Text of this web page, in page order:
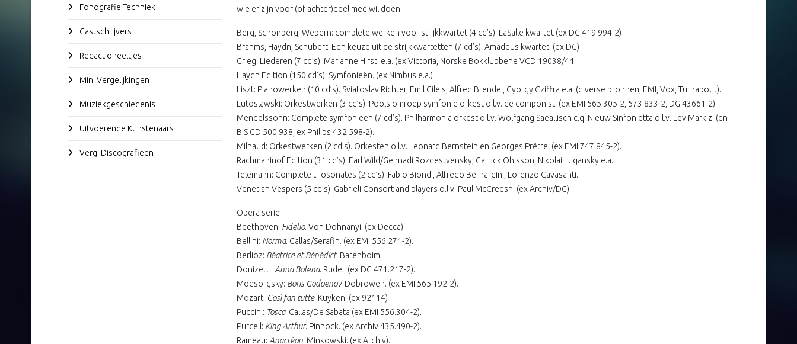
Fonografie Techniek
Gastschrijvers
Redactioneeltjes
Mini Vergelijkingen
Muziekgeschiedenis
Uitvoerende Kunstenaars
Verg. Discografieën
wie er zijn voor (of achter)deel mee wil doen.
Berg, Schönberg, Webern: complete werken voor strijkkwartet (4 cd’s). LaSalle kwartet (ex DG 419.994-2)
Brahms, Haydn, Schubert: Een keuze uit de strijkkwartetten (7 cd’s). Amadeus kwartet. (ex DG)
Grieg: Liederen (7 cd’s). Marianne Hirsti e.a. (ex Victoria, Norske Bokklubbene VCD 19038/44.
Haydn Edition (150 cd’s). Symfonieën. (ex Nimbus e.a.)
Liszt: Pianowerken (10 cd’s). Sviatoslav Richter, Emil Gilels, Alfred Brendel, György Cziffra e.a. (diverse bronnen, EMI, Vox, Turnabout).
Lutoslawski: Orkestwerken (3 cd’s). Pools omroep symfonie orkest o.l.v. de componist. (ex EMI 565.305-2, 573.833-2, DG 43661-2).
Mendelssohn: Complete symfonieën (7 cd’s). Philharmonia orkest o.l.v. Wolfgang Saeallisch c.q. Nieuw Sinfonietta o.l.v. Lev Markiz. (en
BIS CD 500.938, ex Philips 432.598-2).
Milhaud: Orkestwerken (2 cd’s). Orkesten o.l.v. Leonard Bernstein en Georges Prêtre. (ex EMI 747.845-2).
Rachmaninof Edition (31 cd’s). Earl Wild/Gennadi Rozdestvensky, Garrick Ohlsson, Nikolai Lugansky e.a.
Telemann: Complete triosonates (2 cd’s). Fabio Biondi, Alfredo Bernardini, Lorenzo Cavasanti.
Venetian Vespers (5 cd’s). Gabrieli Consort and players o.l.v. Paul McCreesh. (ex Archiv/DG).
Opera serie
Beethoven: Fidelio. Von Dohnanyi. (ex Decca).
Bellini: Norma. Callas/Serafin. (ex EMI 556.271-2).
Berlioz: Béatrice et Bénédict. Barenboim.
Donizetti: Anna Bolena. Rudel. (ex DG 471.217-2).
Moesorgsky: Boris Godoenov. Dobrowen. (ex EMI 565.192-2).
Mozart: Così fan tutte. Kuyken. (ex 92114)
Puccini: Tosca. Callas/De Sabata (ex EMI 556.304-2).
Purcell: King Arthur. Pinnock. (ex Archiv 435.490-2).
Rameau: Anacréon. Minkowski. (ex Archiv).